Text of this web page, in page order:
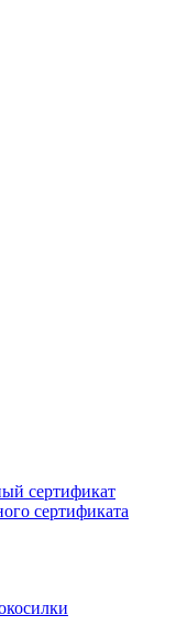
сертификат